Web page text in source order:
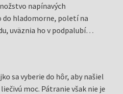
napínavých
do hladomorne, poletí na
uväznia ho v podpalubí…
sa vyberie do hôr, aby našiel
moc. Pátranie však nie je